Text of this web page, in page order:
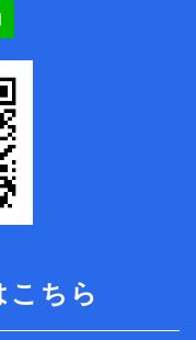
こちら